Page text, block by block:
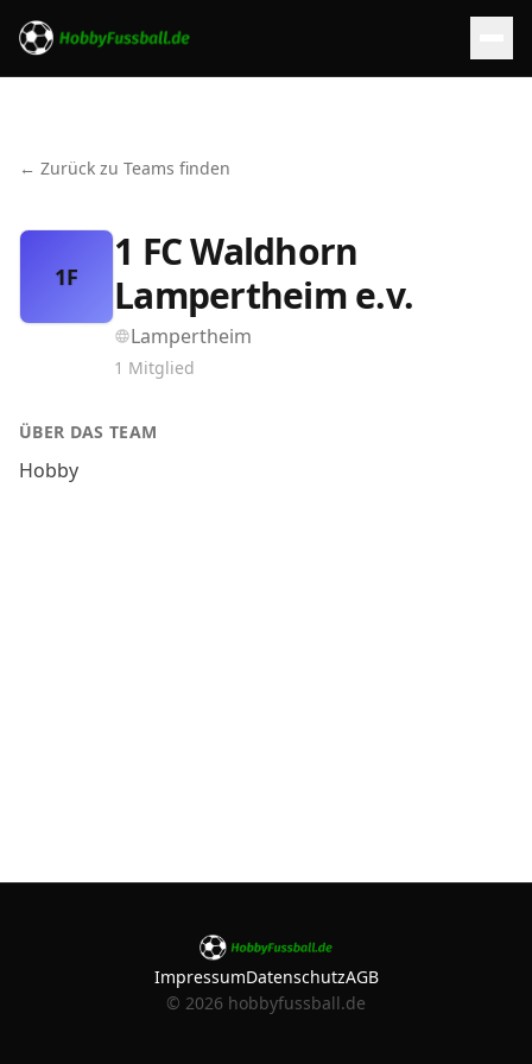
← Zurück zu Teams finden
1F
1 FC Waldhorn
Lampertheim e.v.
Lampertheim
1 Mitglied
ÜBER DAS TEAM
Hobby
ImpressumDatenschutzAGB
© 2026 hobbyfussball.de